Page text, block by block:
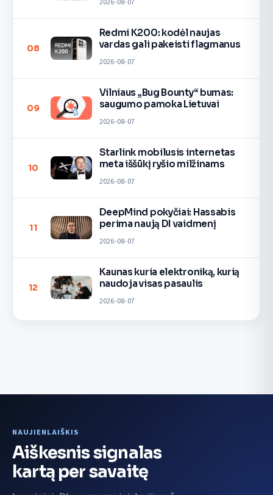
2026-08-07
08
Redmi K200: kodėl naujas
vardas gali pakeisti flagmanus
2026-08-07
09
Vilniaus „Bug Bounty“ bumas:
saugumo pamoka Lietuvai
2026-08-07
10
Starlink mobilusis internetas
meta iššūkį ryšio milžinams
2026-08-07
11
DeepMind pokyčiai: Hassabis
perima naują DI vaidmenį
2026-08-07
12
Kaunas kuria elektroniką, kurią
naudoja visas pasaulis
2026-08-07
NAUJIENLAIŠKIS
Aiškesnis signalas
kartą per savaitę